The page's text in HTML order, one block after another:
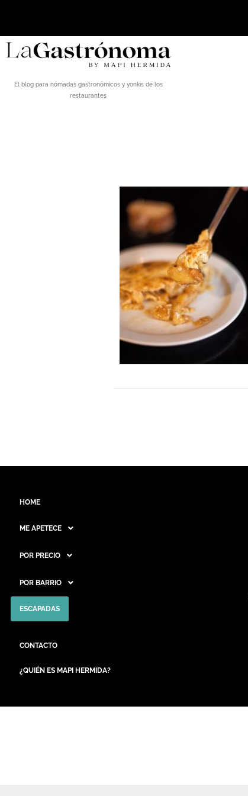
El blog para nómadas gastronómicos y yonkis de los
restaurantes
HOME
ME APETECE
POR PRECIO
POR BARRIO
ESCAPADAS
CONTACTO
¿QUIÉN ES MAPI HERMIDA?